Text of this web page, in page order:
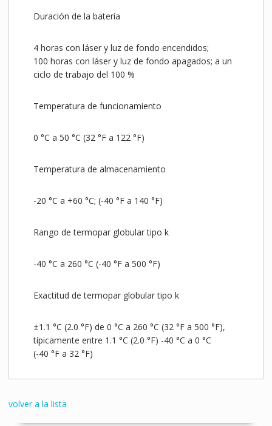
Duración de la batería
4 horas con láser y luz de fondo encendidos;
100 horas con láser y luz de fondo apagados; a un
ciclo de trabajo del 100 %
Temperatura de funcionamiento
0 °C a 50 °C (32 °F a 122 °F)
Temperatura de almacenamiento
-20 °C a +60 °C; (-40 °F a 140 °F)
Rango de termopar globular tipo k
-40 °C a 260 °C (-40 °F a 500 °F)
Exactitud de termopar globular tipo k
±1.1 °C (2.0 °F) de 0 °C a 260 °C (32 °F a 500 °F),
típicamente entre 1.1 °C (2.0 °F) -40 °C a 0 °C
(-40 °F a 32 °F)
volver a la lista